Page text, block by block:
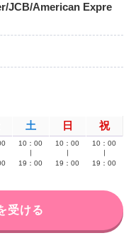
JCB/American Expre
土 日 祝
10：00
19：00
10：00
19：00
10：00
19：00
受ける